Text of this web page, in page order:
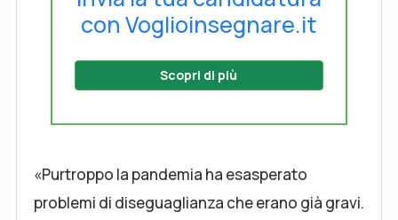
con Voglioinsegnare.it
Scopri di più
«Purtroppo la pandemia ha esasperato
problemi di diseguaglianza che erano già gravi.